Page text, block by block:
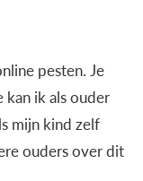
pesten. Je
kan ik als ouder
mijn kind zelf
ouders over dit